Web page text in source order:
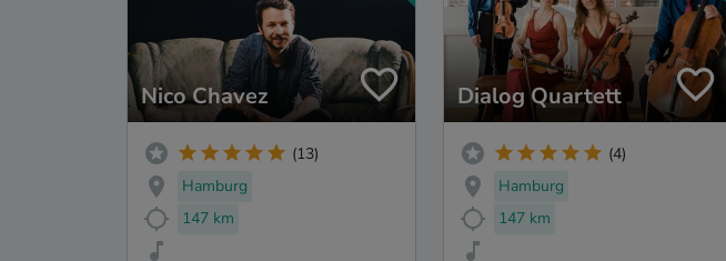
Nico Chavez
(13)
Hamburg
147 km
Dialog Quartett
(4)
Hamburg
147 km